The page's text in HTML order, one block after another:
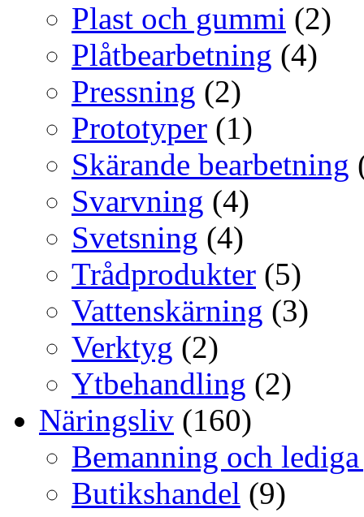
Plast och gummi (2)
Plåtbearbetning (4)
Pressning (2)
Prototyper (1)
Skärande bearbetning
Svarvning (4)
Svetsning (4)
Trådprodukter (5)
Vattenskärning (3)
Verktyg (2)
Ytbehandling (2)
Näringsliv (160)
Bemanning och
Butikshandel (9)